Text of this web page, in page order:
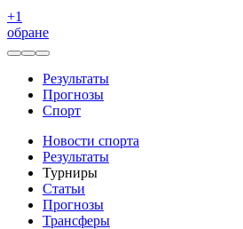
+1
обране
Результаты
Прогнозы
Спорт
Новости спорта
Результаты
Турниры
Статьи
Прогнозы
Трансферы